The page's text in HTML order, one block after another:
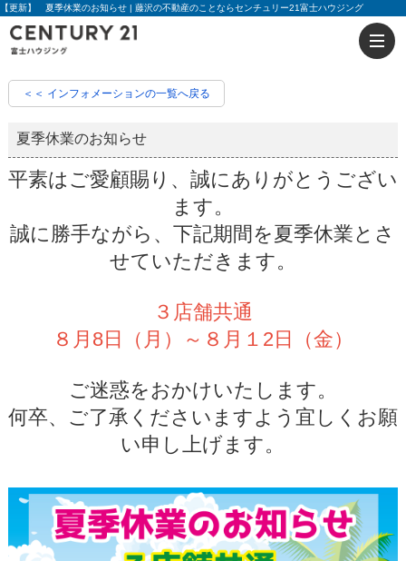
【更新】 夏季休業のお知らせ | 藤沢の不動産のことならセンチュリー21富士ハウジング
＜＜ インフォメーションの一覧へ戻る
夏季休業のお知らせ
平素はご愛顧賜り、誠にありがとうござい
ます。
誠に勝手ながら、下記期間を夏季休業とさ
せていただきます。
３店舗共通
８月8日（月）～８月１2日（金）
ご迷惑をおかけいたします。
何卒、ご了承くださいますよう宜しくお願
い申し上げます。